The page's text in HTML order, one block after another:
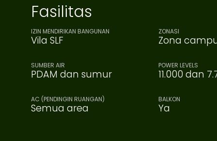
Fasilitas
IZIN MENDIRIKAN BANGUNAN
Vila SLF
ZONASI
Zona
SUMBER AIR
PDAM dan sumur
POWER LEVELS
11.000 dan
AC (PENDINGIN RUANGAN)
Semua area
BALKON
Ya